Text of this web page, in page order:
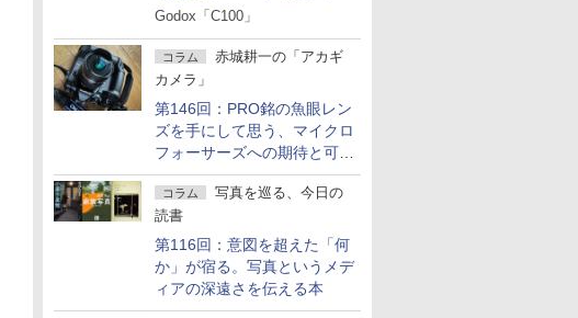
Godox「C100」
コラム
赤城耕一の「アカギ
カメラ」
第146回：PRO銘の魚眼レン
ズを手にして思う、マイクロ
フォーサーズへの期待と可能
性
コラム
写真を巡る、今日の
読書
第116回：意図を超えた「何
か」が宿る。写真というメデ
ィアの深遠さを伝える本